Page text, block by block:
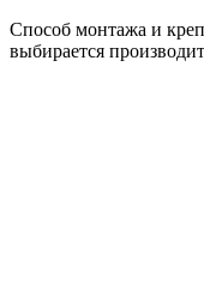
Способ монтажа и
выбирается